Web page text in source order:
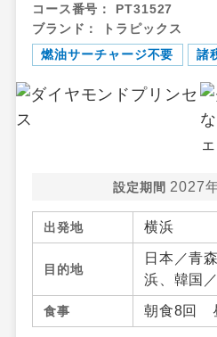
コース番号：
PT31527
ブランド：
トラピックス
燃油サーチャージ不要
諸
設定期間 2027
出発地 横浜
目的地
日本／青
浜、韓国
ジア周辺
食事 朝食8回